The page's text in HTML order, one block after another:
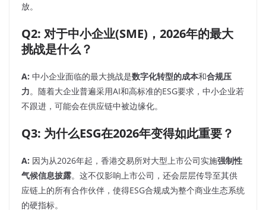
放。
Q2: 对于中小企业(SME)，2026年的最大
挑战是什么？
A: 中小企业面临的最大挑战是数字化转型的成本和合规压
力。随着大企业普遍采用AI和高标准的ESG要求，中小企业若
不跟进，可能会在供应链中被边缘化。
Q3: 为什么ESG在2026年变得如此重要？
A: 因为从2026年起，香港交易所对大型上市公司实施强制性
气候信息披露。这不仅影响上市公司，还会层层传导至其供
应链上的所有合作伙伴，使得ESG合规成为整个商业生态系统
的硬指标。